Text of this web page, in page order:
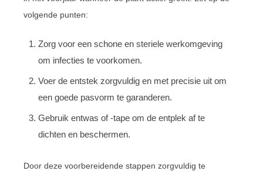
volgende punten:
Zorg voor een schone en steriele werkomgeving
om infecties te voorkomen.
Voer de entstek zorgvuldig en met precisie uit om
een goede pasvorm te garanderen.
Gebruik entwas of -tape om de entplek af te
dichten en beschermen.
Door deze voorbereidende stappen zorgvuldig te